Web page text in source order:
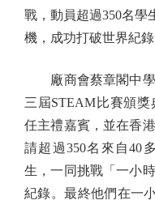
戰，動員超過350名學
機，成功打破世界紀錄
廠商會蔡章閣中學
三屆STEAM比賽頒
任主禮嘉賓，並在香
請超過350名來自40
生，一同挑戰「一小
紀錄。最終他們在一